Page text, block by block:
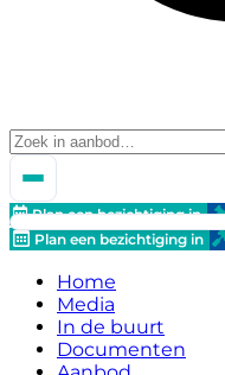
Plan een bezichtiging in
Plan een bezichtiging in
Home
Media
In de buurt
Documenten